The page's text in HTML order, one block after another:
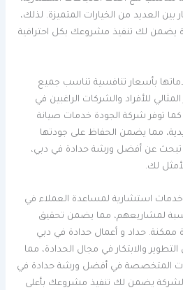
بين العديد من الخيارات المتميزة. لذلك،
يضمن لك تنفيذ مشروعك بكل احترافية
بأسعار تنافسية تناسب جميع
للأفراد والشركات الراغبين في
توفر شركة الجودة خدمات صيانة
مما يضمن الحفاظ على جودتها
تبحث عن أفضل ورشة حدادة في دبي،
لك.
خدمات استشارية لمساعدة العملاء في
لمشاريعهم، مما يضمن تحقيق
ممكنة. حداد و أعمال حدادة في دبي
والابتكار في مجال الحدادة، مما
المتخصصة في أفضل ورشة حدادة في
يضمن لك تنفيذ مشروعك بأعلى